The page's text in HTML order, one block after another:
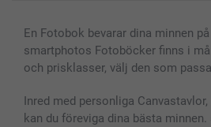
En Fotobok bevarar dina minnen
smartphotos Fotoböcker finns i
och prisklasser, välj den som
Inred med personliga
kan du föreviga dina bästa